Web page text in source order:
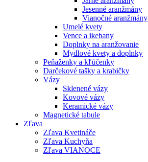
Jesenné aranžmány
Vianočné aranžmány
Umelé kvety
Vence a ikebany
Doplnky na aranžovanie
Mydlové kvety a doplnky
Peňaženky a kľúčenky
Darčekové tašky a krabičky
Vázy
Sklenené vázy
Kovové vázy
Keramické vázy
Magnetické tabule
Zľava
Zľava Kvetináče
Zľava Kuchyňa
Zľava VIANOCE